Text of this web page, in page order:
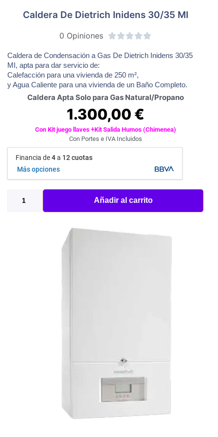
Caldera De Dietrich Inidens 30/35 MI
0 Opiniones 
Caldera de Condensación a Gas De Dietrich Inidens 30/35
MI, apta para dar servicio de:
Calefacción para una vivienda de 250 m²,
y Agua Caliente para una vivienda de un Baño Completo.
Caldera Apta Solo para Gas Natural/Propano
1.300,00 €
Con Kit juego llaves +Kit Salida Humos (Chimenea)
Con Portes e IVA Incluidos
Financia de4a 12 cuotas
Más opciones
Añadir al carrito